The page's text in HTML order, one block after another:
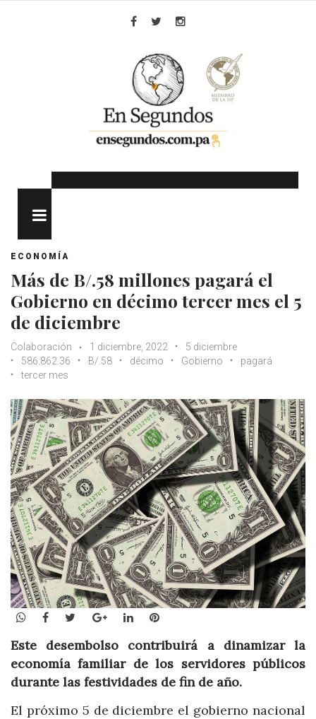
ECONOMÍA
Más de B/.58 millones pagará el
Gobierno en décimo tercer mes el 5
de diciembre
Colaboración 1 diciembre, 2022
5 diciembre
586.862.36
B/.58 décimo Gobierno
pagará
tercer mes
WhatsApp
Facebook
TwitterGoogle+LinkedInPinterest
Este desembolso contribuirá a dinamizar la
economía familiar de los servidores públicos
durante las festividades de fin de año.
El próximo 5 de diciembre el gobierno nacional